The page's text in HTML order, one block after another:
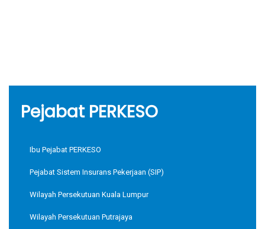
Pejabat PERKESO
Ibu Pejabat PERKESO
Pejabat Sistem Insurans Pekerjaan (SIP)
Wilayah Persekutuan Kuala Lumpur
Wilayah Persekutuan Putrajaya